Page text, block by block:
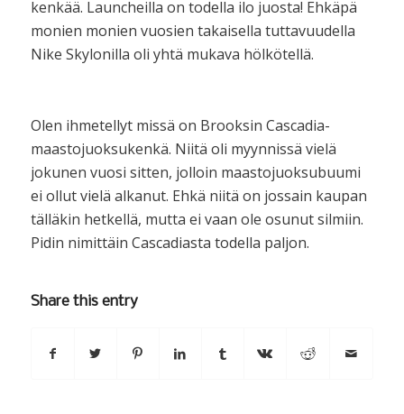
kenkää. Launcheilla on todella ilo juosta! Ehkäpä
monien monien vuosien takaisella tuttavuudella
Nike Skylonilla oli yhtä mukava hölkötellä.
Olen ihmetellyt missä on Brooksin Cascadia-
maastojuoksukenkä. Niitä oli myynnissä vielä
jokunen vuosi sitten, jolloin maastojuoksubuumi
ei ollut vielä alkanut. Ehkä niitä on jossain kaupan
tälläkin hetkellä, mutta ei vaan ole osunut silmiin.
Pidin nimittäin Cascadiasta todella paljon.
Share this entry